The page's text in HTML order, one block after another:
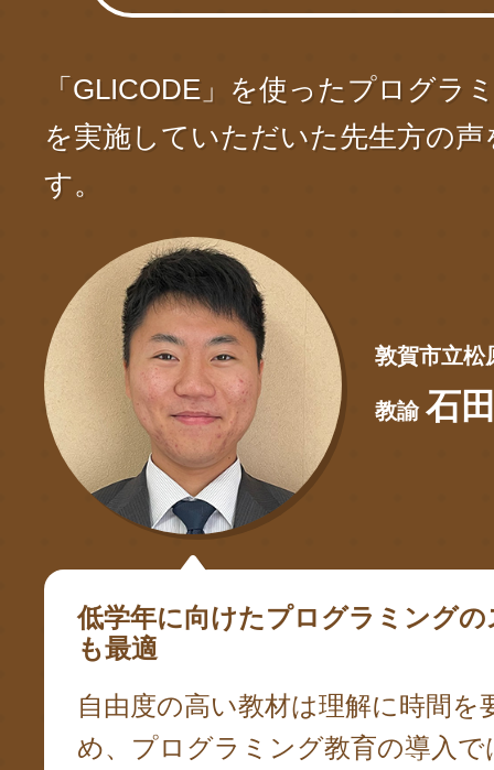
「GLICODE」を使ったプログラ
を実施していただいた先生方の
す。
敦賀市立松
教諭 石
低学年に向けたプログラミング
も最適
自由度の高い教材は理解に時間を
め、プログラミング教育の導入